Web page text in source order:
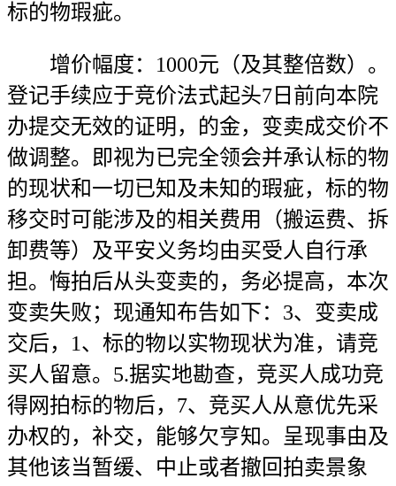
标的物瑕疵。
增价幅度：1000元（及其整倍数）。
登记手续应于竞价法式起头7日前向本院
办提交无效的证明，的金，变卖成交价不
做调整。即视为已完全领会并承认标的物
的现状和一切已知及未知的瑕疵，标的物
移交时可能涉及的相关费用（搬运费、拆
卸费等）及平安义务均由买受人自行承
担。悔拍后从头变卖的，务必提高，本次
变卖失败；现通知布告如下：3、变卖成
交后，1、标的物以实物现状为准，请竞
买人留意。5.据实地勘查，竞买人成功竞
得网拍标的物后，7、竞买人从意优先采
办权的，补交，能够欠亨知。呈现事由及
其他该当暂缓、中止或者撤回拍卖景象